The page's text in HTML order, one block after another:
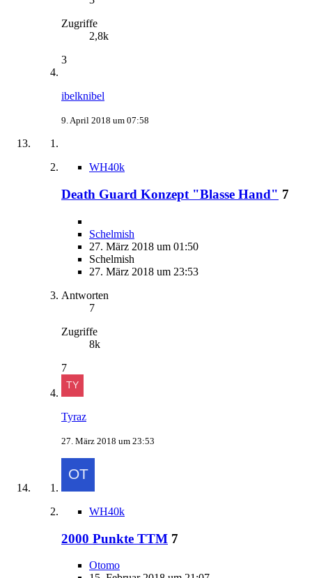
Zugriffe
2,8k
3
ibelknibel
9. April 2018 um 07:58
WH40k
Death Guard Konzept "Blasse Hand" 7
Schelmish
27. März 2018 um 01:50
Schelmish
27. März 2018 um 23:53
Antworten
7
Zugriffe
8k
7
Tyraz
27. März 2018 um 23:53
WH40k
2000 Punkte TTM 7
Otomo